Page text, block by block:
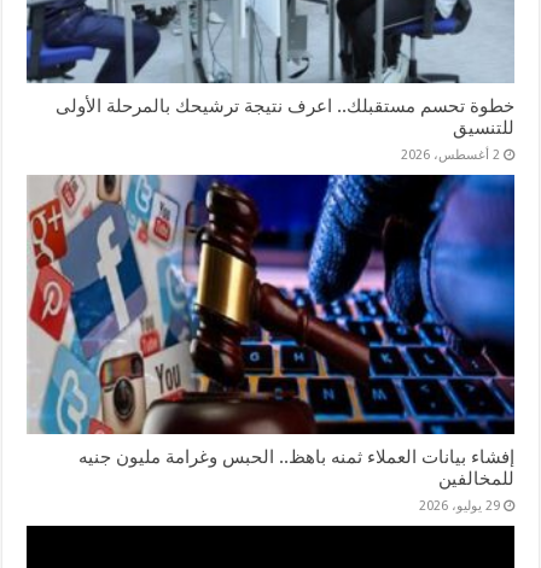
خطوة تحسم مستقبلك.. اعرف نتيجة ترشيحك بالمرحلة الأولى
للتنسيق
2 أغسطس، 2026
إفشاء بيانات العملاء ثمنه باهظ.. الحبس وغرامة مليون جنيه
للمخالفين
29 يوليو، 2026